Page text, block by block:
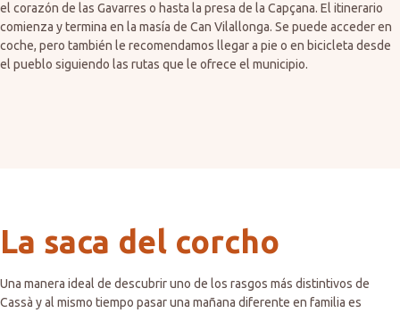
el corazón de las Gavarres o hasta la presa de la Capçana. El itinerario
comienza y termina en la masía de Can Vilallonga. Se puede acceder en
coche, pero también le recomendamos llegar a pie o en bicicleta desde
el pueblo siguiendo las rutas que le ofrece el municipio.
La saca del corcho
Una manera ideal de descubrir uno de los rasgos más distintivos de
Cassà y al mismo tiempo pasar una mañana diferente en familia es